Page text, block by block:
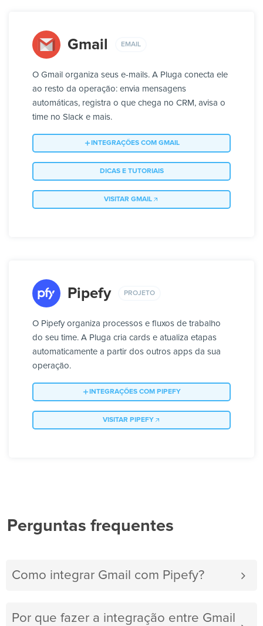
Gmail EMAIL
O Gmail organiza seus e-mails. A Pluga conecta ele
ao resto da operação: envia mensagens
automáticas, registra o que chega no CRM, avisa o
time no Slack e mais.
INTEGRAÇÕES COM GMAIL
DICAS E TUTORIAIS
VISITAR GMAIL
Pipefy PROJETO
O Pipefy organiza processos e fluxos de trabalho
do seu time. A Pluga cria cards e atualiza etapas
automaticamente a partir dos outros apps da sua
operação.
INTEGRAÇÕES COM PIPEFY
VISITAR PIPEFY
Perguntas frequentes
Como integrar Gmail com Pipefy?
Por que fazer a integração entre Gmail